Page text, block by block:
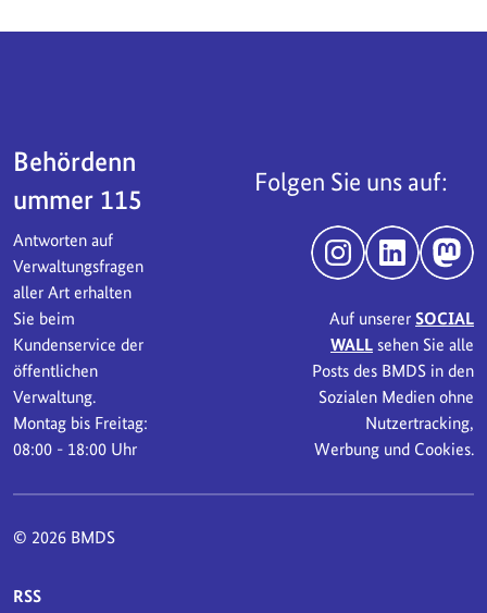
Behördenn
ummer 115
Antworten auf
Verwaltungsfragen
aller Art erhalten
Sie beim
Kundenservice der
öffentlichen
Verwaltung.
Montag bis Freitag:
08:00 - 18:00 Uhr
Folgen Sie uns auf:
InstagramLinkedIn
Auf unserer SOCIAL
WALLsehen Sie alle
Posts des BMDS in den
Sozialen Medien ohne
Nutzertracking,
Werbung und Cookies.
© 2026 BMDS
SERVICE-NAVIGATION FUSSBEREICH
RSS